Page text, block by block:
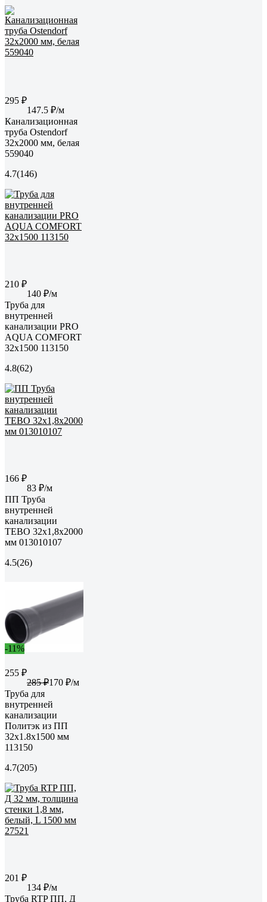
295 ₽
147.5 ₽/м
Канализационная
труба Ostendorf
32х2000 мм, белая
559040
4.7(146)
210 ₽
140 ₽/м
Труба для
внутренней
канализации PRO
AQUA COMFORT
32x1500 113150
4.8(62)
166 ₽
83 ₽/м
ПП Труба
внутренней
канализации
TEBO 32x1,8x2000
мм 013010107
4.5(26)
-11%
255 ₽
285 ₽170 ₽/м
Труба для
внутренней
канализации
Политэк из ПП
32х1.8х1500 мм
113150
4.7(205)
201 ₽
134 ₽/м
Труба RTP ПП, Д